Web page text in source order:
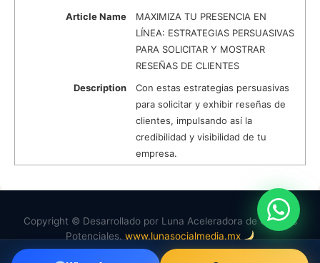
Article Name
MAXIMIZA TU PRESENCIA EN
LÍNEA: ESTRATEGIAS PERSUASIVAS
PARA SOLICITAR Y MOSTRAR
RESEÑAS DE CLIENTES
Description
Con estas estrategias persuasivas
para solicitar y exhibir reseñas de
clientes, impulsando así la
credibilidad y visibilidad de tu
empresa.
Copyright © Desarrollado por Luna Aceleradora de Clientes
Potenciales. www.lunasocialmedia.mx
in